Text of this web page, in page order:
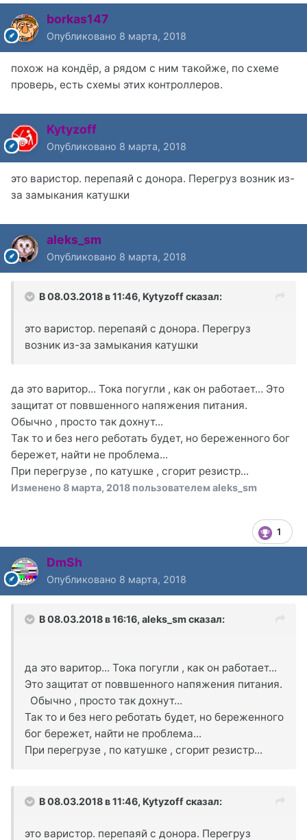
borkas147
Опубликовано 8 марта, 2018
похож на кондёр, а рядом с ним такойже, по схеме
проверь, есть схемы этих контроллеров.
Kytyzoff
Опубликовано 8 марта, 2018
это варистор. перепаяй с донора. Перегруз возник из-
за замыкания катушки
aleks_sm
Опубликовано 8 марта, 2018
В 08.03.2018 в 11:46, Kytyzoffсказал:
это варистор. перепаяй с донора. Перегруз
возник из-за замыкания катушки
да это варитор... Тока погугли , как он работает... Это
защитат от поввшенного напяжения питания.
Обычно , просто так дохнут...
Так то и без него реботать будет, но береженного бог
бережет, найти не проблема...
При перегрузе , по катушке , сгорит резистр...
Изменено 8 марта, 2018 пользователем aleks_sm
1
DmSh
Опубликовано 8 марта, 2018
В 08.03.2018 в 16:16, aleks_smсказал:
да это варитор... Тока погугли , как он работает...
Это защитат от поввшенного напяжения питания.
Обычно , просто так дохнут...
Так то и без него реботать будет, но береженного
бог бережет, найти не проблема...
При перегрузе , по катушке , сгорит резистр...
В 08.03.2018 в 11:46, Kytyzoffсказал:
это варистор. перепаяй с донора. Перегруз